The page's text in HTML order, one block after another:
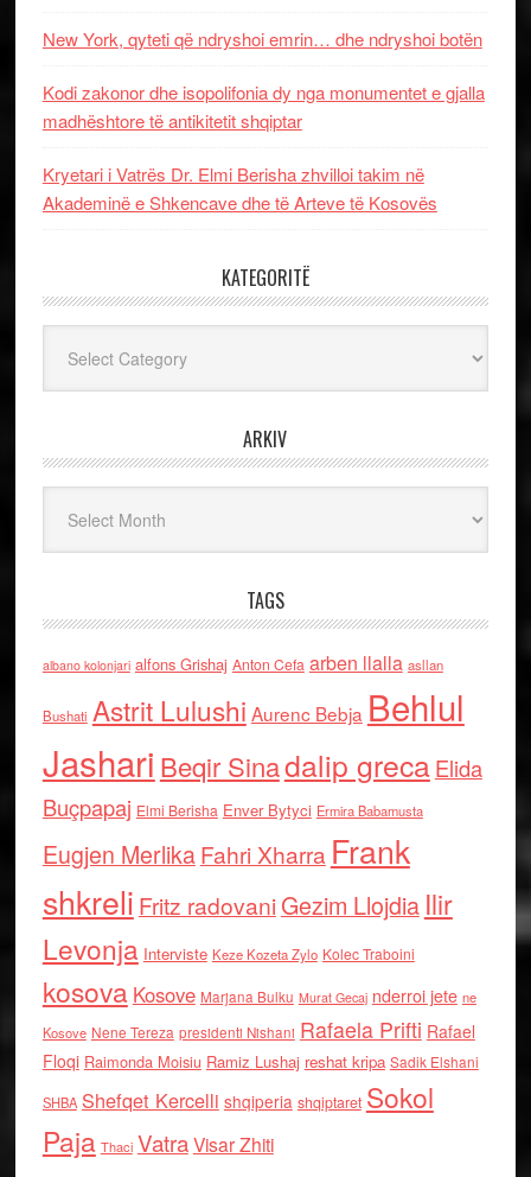
New York, qyteti që ndryshoi emrin… dhe ndryshoi botën
Kodi zakonor dhe isopolifonia dy nga monumentet e gjalla
madhështore të antikitetit shqiptar
Kryetari i Vatrës Dr. Elmi Berisha zhvilloi takim në
Akademinë e Shkencave dhe të Arteve të Kosovës
KATEGORITË
ARKIV
TAGS
albano kolonjari alfons Grishaj Anton Cefa arben llalla asllan
Bushati Astrit Lulushi Aurenc Bebja Behlul
Jashari Beqir Sinadalip grecaElida
Buçpapaj Elmi Berisha Enver Bytyci Ermira Babamusta
Eugjen MerlikaFahri Xharra Frank
shkreli Fritz radovaniGezim Llojdia Ilir
Levonja Interviste Keze Kozeta Zylo Kolec Traboini
kosova Kosove Marjana Bulku Murat Gecaj nderroi jete ne
Kosove Nene Tereza presidenti Nishani Rafaela Prifti Rafael
Floqi Raimonda Moisiu Ramiz Lushaj reshat kripa Sadik Elshani
SHBA Shefqet Kercelli shqiperia shqiptaret Sokol
Paja Thaci VatraVisar Zhiti